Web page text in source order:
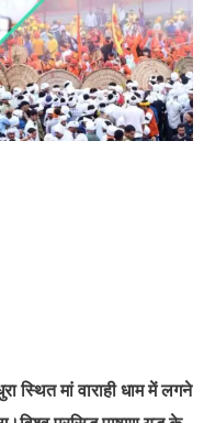
स्थित मां वाराही धाम में लगने